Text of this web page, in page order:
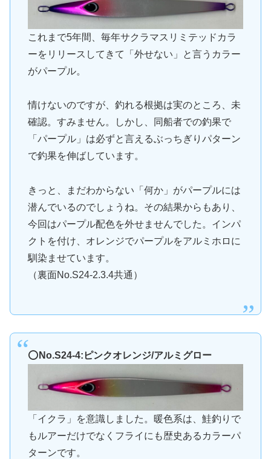
これまで5年間、毎年サクラマスリミテッドカラ
ーをリリースしてきて「外せない」と言うカラー
がパープル。
情けないのですが、釣れる根拠は実のところ、未
確認。すみません。しかし、同船者での釣果で
「パープル」は必ずと言えるぶっちぎりパターン
で釣果を伸ばしています。
きっと、まだわからない「何か」がパープルには
潜んでいるのでしょうね。その結果からもあり、
今回はパープル配色を外せませんでした。インパ
クトを付け、オレンジでパープルをアルミホロに
馴染ませています。
（裏面No.S24-2.3.4共通）
⭕️ No.S24-4:ピンクオレンジ/アルミグロー
「イクラ」を意識しました。暖色系は、鮭釣りで
もルアーだけでなくフライにも歴史あるカラーパ
ターンです。